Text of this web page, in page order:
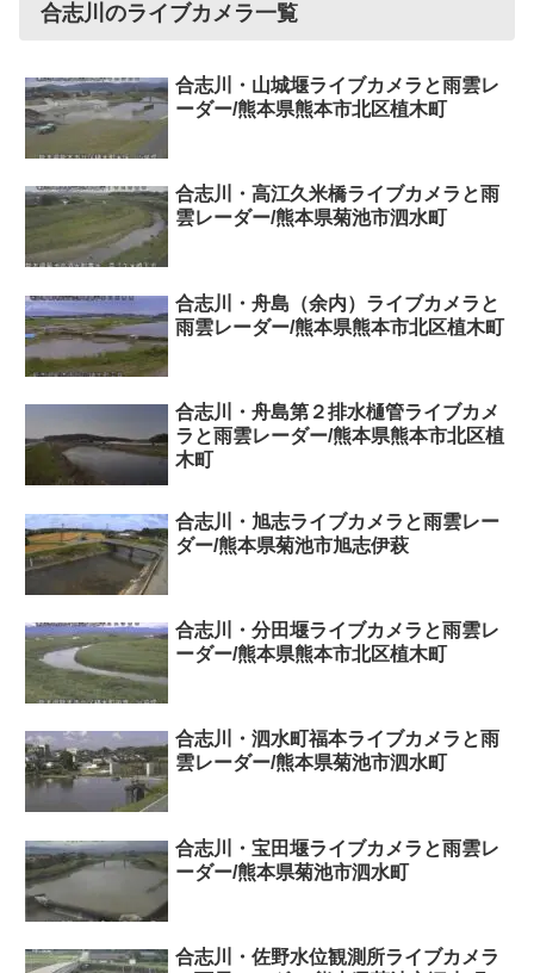
合志川のライブカメラ一覧
合志川・山城堰ライブカメラと雨雲レ
ーダー/熊本県熊本市北区植木町
合志川・高江久米橋ライブカメラと雨
雲レーダー/熊本県菊池市泗水町
合志川・舟島（余内）ライブカメラと
雨雲レーダー/熊本県熊本市北区植木町
合志川・舟島第２排水樋管ライブカメ
ラと雨雲レーダー/熊本県熊本市北区植
木町
合志川・旭志ライブカメラと雨雲レー
ダー/熊本県菊池市旭志伊萩
合志川・分田堰ライブカメラと雨雲レ
ーダー/熊本県熊本市北区植木町
合志川・泗水町福本ライブカメラと雨
雲レーダー/熊本県菊池市泗水町
合志川・宝田堰ライブカメラと雨雲レ
ーダー/熊本県菊池市泗水町
合志川・佐野水位観測所ライブカメラ